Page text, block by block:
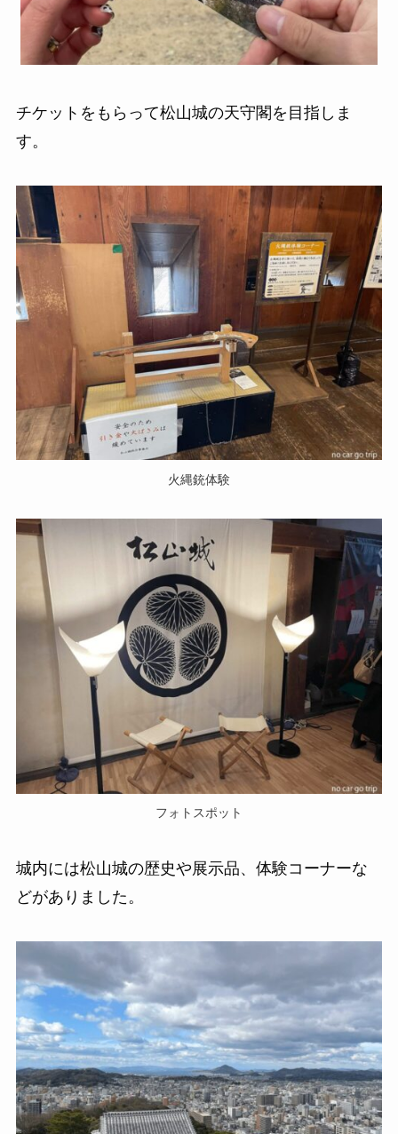
チケットをもらって松山城の天守閣を目指しま
す。
火縄銃体験
フォトスポット
城内には松山城の歴史や展示品、体験コーナーな
どがありました。